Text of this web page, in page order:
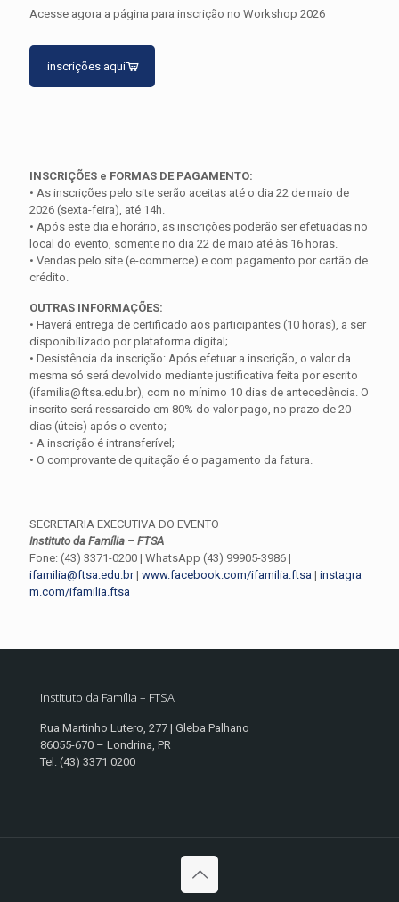
Acesse agora a página para inscrição no Workshop 2026
inscrições aqui
INSCRIÇÕES e FORMAS DE PAGAMENTO:
• As inscrições pelo site serão aceitas até o dia 22 de maio de
2026 (sexta-feira), até 14h.
• Após este dia e horário, as inscrições poderão ser efetuadas no
local do evento, somente no dia 22 de maio até às 16 horas.
• Vendas pelo site (e-commerce) e com pagamento por cartão de
crédito.
OUTRAS INFORMAÇÕES:
• Haverá entrega de certificado aos participantes (10 horas), a ser
disponibilizado por plataforma digital;
• Desistência da inscrição: Após efetuar a inscrição, o valor da
mesma só será devolvido mediante justificativa feita por escrito
(ifamilia@ftsa.edu.br), com no mínimo 10 dias de antecedência. O
inscrito será ressarcido em 80% do valor pago, no prazo de 20
dias (úteis) após o evento;
• A inscrição é intransferível;
• O comprovante de quitação é o pagamento da fatura.
SECRETARIA EXECUTIVA DO EVENTO
Instituto da Família – FTSA
Fone: (43) 3371-0200 | WhatsApp (43) 99905-3986 |
ifamilia@ftsa.edu.br| www.facebook.com/ifamilia.ftsa | instagra
m.com/ifamilia.ftsa
Instituto da Família – FTSA
Rua Martinho Lutero, 277 | Gleba Palhano
86055-670 – Londrina, PR
Tel: (43) 3371 0200